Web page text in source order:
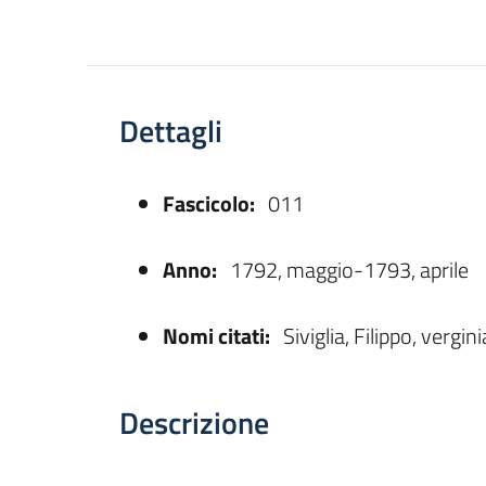
Dettagli
Fascicolo: 011
Anno: 1792, maggio-1793, aprile
Nomi citati: Siviglia, Filippo,
Descrizione